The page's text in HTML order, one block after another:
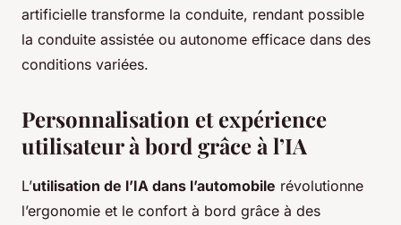
artificielle transforme la conduite, rendant possible
la conduite assistée ou autonome efficace dans des
conditions variées.
Personnalisation et expérience
utilisateur à bord grâce à l’IA
L’utilisation de l’IA dans l’automobile révolutionne
l’ergonomie et le confort à bord grâce à des